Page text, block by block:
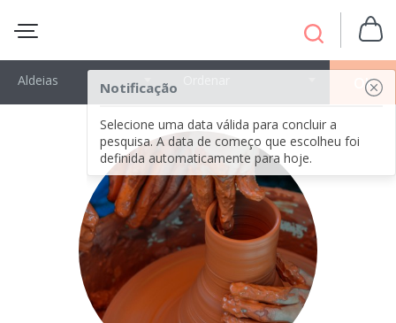
Notificação
Selecione uma data válida para concluir a
pesquisa. A data de começo que escolheu foi
definida automaticamente para hoje.
OK
Aldeias